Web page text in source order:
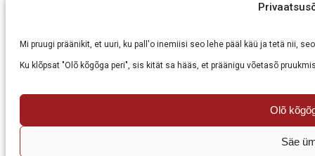
Mi pruugi präänikit, et uuri, ku pall'o inemiisi seo lehe pääl käü ja tetä nii,
Ku klõpsat "Olõ kõgõga peri", sis kität sa hääs, et präänigu võetasõ
Olõ
Säe